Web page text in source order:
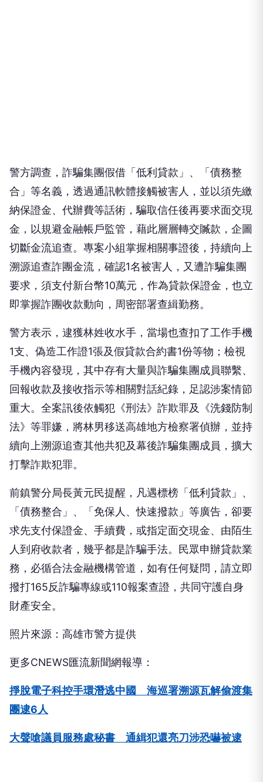
警方調查，詐騙集團假借「低利貸款」、「債務整
合」等名義，透過通訊軟體接觸被害人，並以須先繳
納保證金、代辦費等話術，騙取信任後再要求面交現
金，以規避金融帳戶監管，藉此層層轉交贓款，企圖
切斷金流追查。專案小組掌握相關事證後，持續向上
溯源追查詐團金流，確認1名被害人，又遭詐騙集團
要求，須支付新台幣10萬元，作為貸款保證金，也立
即掌握詐團收款動向，周密部署查緝勤務。
警方表示，逮獲林姓收水手，當場也查扣了工作手機
1支、偽造工作證1張及假貸款合約書1份等物；檢視
手機內容發現，其中存有大量與詐騙集團成員聯繫、
回報收款及接收指示等相關對話紀錄，足認涉案情節
重大。全案訊後依觸犯《刑法》詐欺罪及《洗錢防制
法》等罪嫌，將林男移送高雄地方檢察署偵辦，並持
續向上溯源追查其他共犯及幕後詐騙集團成員，擴大
打擊詐欺犯罪。
前鎮警分局長黃元民提醒，凡遇標榜「低利貸款」、
「債務整合」、「免保人、快速撥款」等廣告，卻要
求先支付保證金、手續費，或指定面交現金、由陌生
人到府收款者，幾乎都是詐騙手法。民眾申辦貸款業
務，必循合法金融機構管道，如有任何疑問，請立即
撥打165反詐騙專線或110報案查證，共同守護自身
財產安全。
照片來源：高雄市警方提供
更多CNEWS匯流新聞網報導：
掙脫電子科控手環潛逃中國 海巡署溯源瓦解偷渡集
團逮6人
大聲嗆議員服務處秘書 通緝犯還亮刀涉恐嚇被逮